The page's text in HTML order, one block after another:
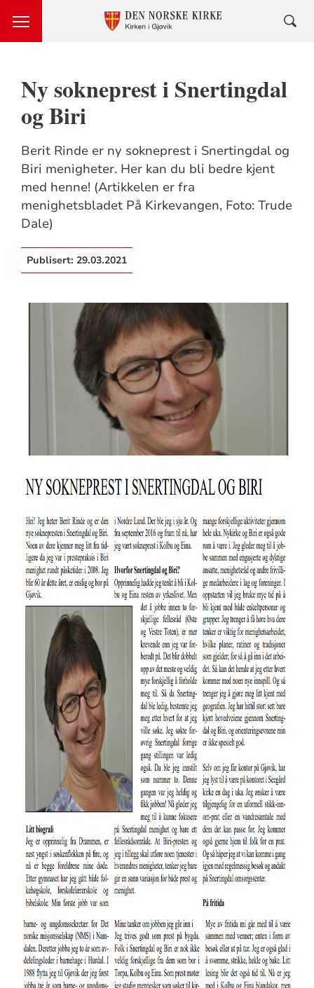
Ny sokneprest i Snertingdal
og Biri
Berit Rinde er ny sokneprest i Snertingdal og
Biri menigheter. Her kan du bli bedre kjent
med henne! (Artikkelen er fra
menighetsbladet På Kirkevangen, Foto: Trude
Dale)
Publisert: 29.03.2021